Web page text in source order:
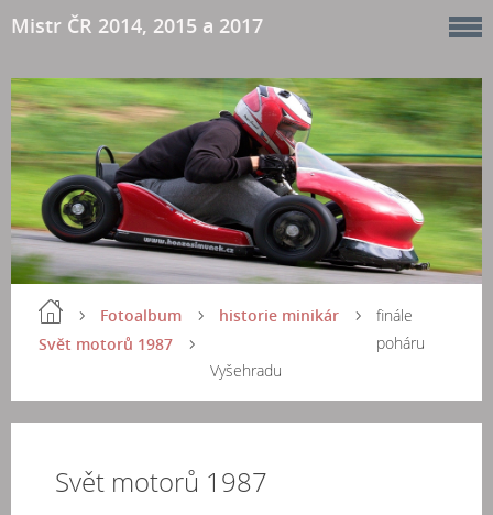
Mistr ČR 2014, 2015 a 2017
Fotoalbum
historie minikár
Svět motorů 1987
finále
poháru
Vyšehradu
Svět motorů 1987